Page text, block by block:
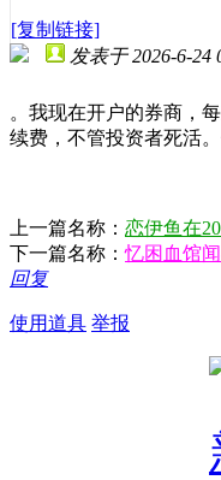
[复制链接]
发表于 2026-6-24
。我现在开户的券商，
续费，不管投资者死活
上一篇名称： 恋伊鱼在
下一篇名称：忆困血馆
回复
使用道具 举报